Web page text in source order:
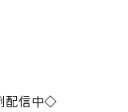
配信中◇